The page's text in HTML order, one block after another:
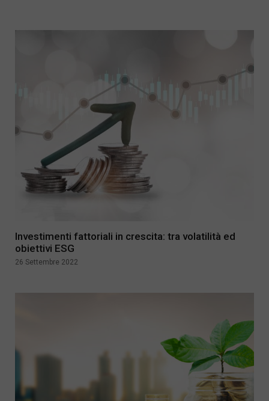
Investimenti fattoriali in crescita: tra volatilità ed
obiettivi ESG
26 Settembre 2022